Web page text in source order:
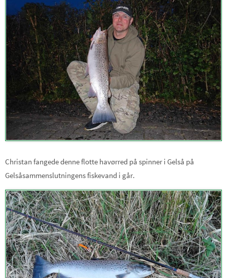
Christan fangede denne flotte havørred på spinner i Gelså på
Gelsåsammenslutningens fiskevand i går.